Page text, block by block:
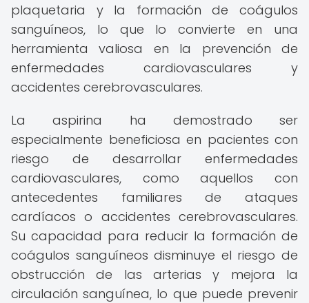
plaquetaria y la formación de coágulos
sanguíneos, lo que lo convierte en una
herramienta valiosa en la prevención de
enfermedades cardiovasculares y
accidentes cerebrovasculares.
La aspirina ha demostrado ser
especialmente beneficiosa en pacientes con
riesgo de desarrollar enfermedades
cardiovasculares, como aquellos con
antecedentes familiares de ataques
cardíacos o accidentes cerebrovasculares.
Su capacidad para reducir la formación de
coágulos sanguíneos disminuye el riesgo de
obstrucción de las arterias y mejora la
circulación sanguínea, lo que puede prevenir